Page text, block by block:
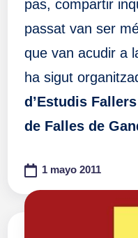
pas, compartir
passat van ser
que van acudir a
ha sigut
d’Estudis Fallers
de Falles de
1 mayo 2011